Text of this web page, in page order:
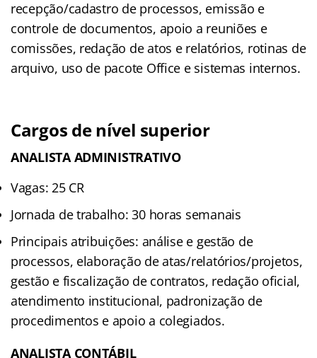
recepção/cadastro de processos, emissão e
controle de documentos, apoio a reuniões e
comissões, redação de atos e relatórios, rotinas de
arquivo, uso de pacote Office e sistemas internos.
Cargos de nível superior
ANALISTA ADMINISTRATIVO
Vagas: 25 CR
Jornada de trabalho: 30 horas semanais
Principais atribuições: análise e gestão de
processos, elaboração de atas/relatórios/projetos,
gestão e fiscalização de contratos, redação oficial,
atendimento institucional, padronização de
procedimentos e apoio a colegiados.
ANALISTA CONTÁBIL